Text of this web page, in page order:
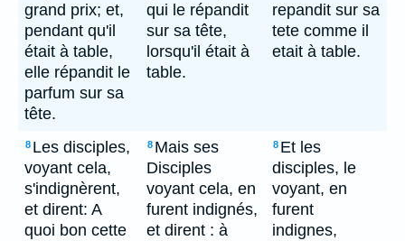
grand prix; et,
pendant qu'il
était à table,
elle répandit le
parfum sur sa
tête.
qui le répandit
sur sa tête,
lorsqu'il était à
table.
repandit sur sa
tete comme il
etait à table.
8 Les disciples,
voyant cela,
s'indignèrent,
et dirent: A
quoi bon cette
8 Mais ses
Disciples
voyant cela, en
furent indignés,
et dirent : à
8 Et les
disciples, le
voyant, en
furent
indignes,